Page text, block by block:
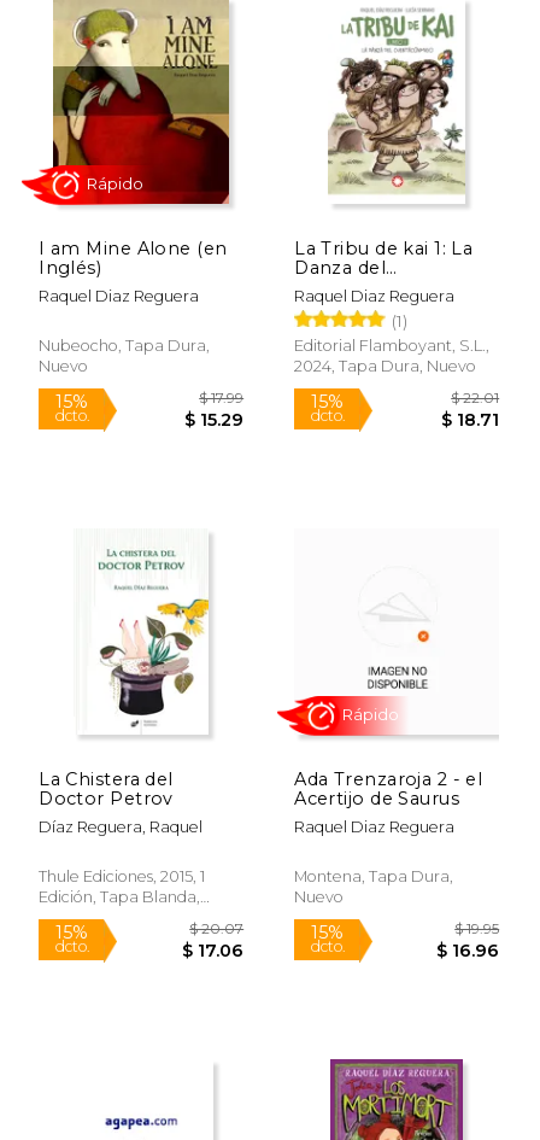
15% $ 25.30 15%
I am Mine Alone (en
Inglés)
Raquel Diaz Reguera
Nubeocho, Tapa Dura,
Nuevo
15%
Rápido
La Tribu de kai 1: La
Danza del
Cuentaconmigo
Raquel Diaz Reguera
(1)
Editorial Flamboyant, S.L.,
2024, Tapa Dura, Nuevo
15%
La Chistera del
Doctor Petrov
Díaz Reguera, Raquel
Thule Ediciones, 2015, 1
Edición, Tapa Blanda,
Nuevo
Ada Trenzaroja 2 - el
Acertijo de Saurus
Raquel Diaz Reguera
Montena, Tapa Dura,
Nuevo